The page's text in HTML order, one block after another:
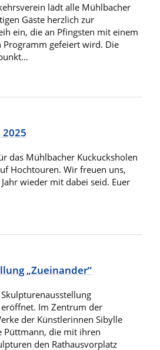
lädt alle Mühlbacher
Gäste herzlich zur
ein, die an Pfingsten mit einem
Programm gefeiert wird. Die
2025
das Mühlbacher Kuckucksholen
Hochtouren. Wir freuen uns,
wieder mit dabei seid. Euer
„Zueinander“
Im Zentrum der
der Künstlerinnen Sibylle
Püttmann, die mit ihren
den Rathausvorplatz